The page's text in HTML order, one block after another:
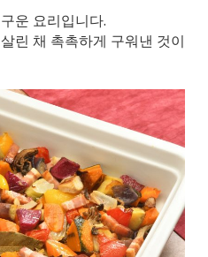
운 요리입니다.
린 채 촉촉하게 구워낸 것이